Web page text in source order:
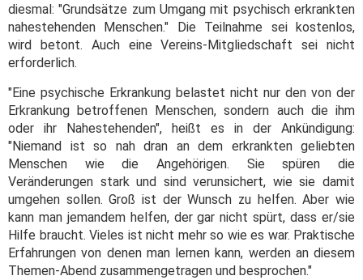
diesmal: "Grundsätze zum Umgang mit psychisch erkrankten
nahestehenden Menschen." Die Teilnahme sei kostenlos,
wird betont. Auch eine Vereins-Mitgliedschaft sei nicht
erforderlich.
"Eine psychische Erkrankung belastet nicht nur den von der
Erkrankung betroffenen Menschen, sondern auch die ihm
oder ihr Nahestehenden", heißt es in der Ankündigung:
"Niemand ist so nah dran an dem erkrankten geliebten
Menschen wie die Angehörigen. Sie spüren die
Veränderungen stark und sind verunsichert, wie sie damit
umgehen sollen. Groß ist der Wunsch zu helfen. Aber wie
kann man jemandem helfen, der gar nicht spürt, dass er/sie
Hilfe braucht. Vieles ist nicht mehr so wie es war. Praktische
Erfahrungen von denen man lernen kann, werden an diesem
Themen-Abend zusammengetragen und besprochen."